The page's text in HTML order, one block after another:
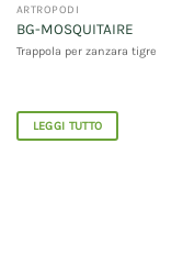
ARTROPODI
BG-MOSQUITAIRE
Trappola per zanzara tigre
LEGGI TUTTO